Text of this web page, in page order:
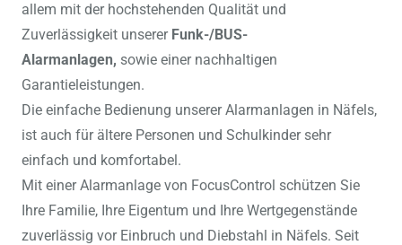
allem mit der hochstehenden Qualität und
Zuverlässigkeit unserer Funk-/BUS-
Alarmanlagen, sowie einer nachhaltigen
Garantieleistungen.
Die einfache Bedienung unserer Alarmanlagen in Näfels,
ist auch für ältere Personen und Schulkinder sehr
einfach und komfortabel.
Mit einer Alarmanlage von FocusControl schützen Sie
Ihre Familie, Ihre Eigentum und Ihre Wertgegenstände
zuverlässig vor Einbruch und Diebstahl in Näfels. Seit